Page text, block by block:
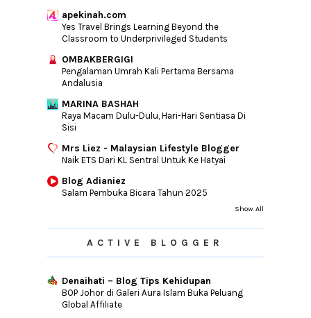
apekinah.com
Yes Travel Brings Learning Beyond the
Classroom to Underprivileged Students
OMBAKBERGIGI
Pengalaman Umrah Kali Pertama Bersama
Andalusia
MARINA BASHAH
Raya Macam Dulu-Dulu, Hari-Hari Sentiasa Di
Sisi
Mrs Liez - Malaysian Lifestyle Blogger
Naik ETS Dari KL Sentral Untuk Ke Hatyai
Blog Adianiez
Salam Pembuka Bicara Tahun 2025
Show All
ACTIVE BLOGGER
Denaihati – Blog Tips Kehidupan
BOP Johor di Galeri Aura Islam Buka Peluang
Global Affiliate